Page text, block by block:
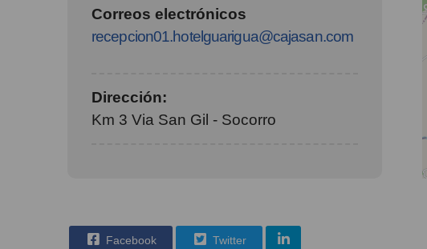
Correos electrónicos
recepcion01.hotelguarigua@cajasan.com
Dirección:
Km 3 Via San Gil - Socorro
Facebook Twitter